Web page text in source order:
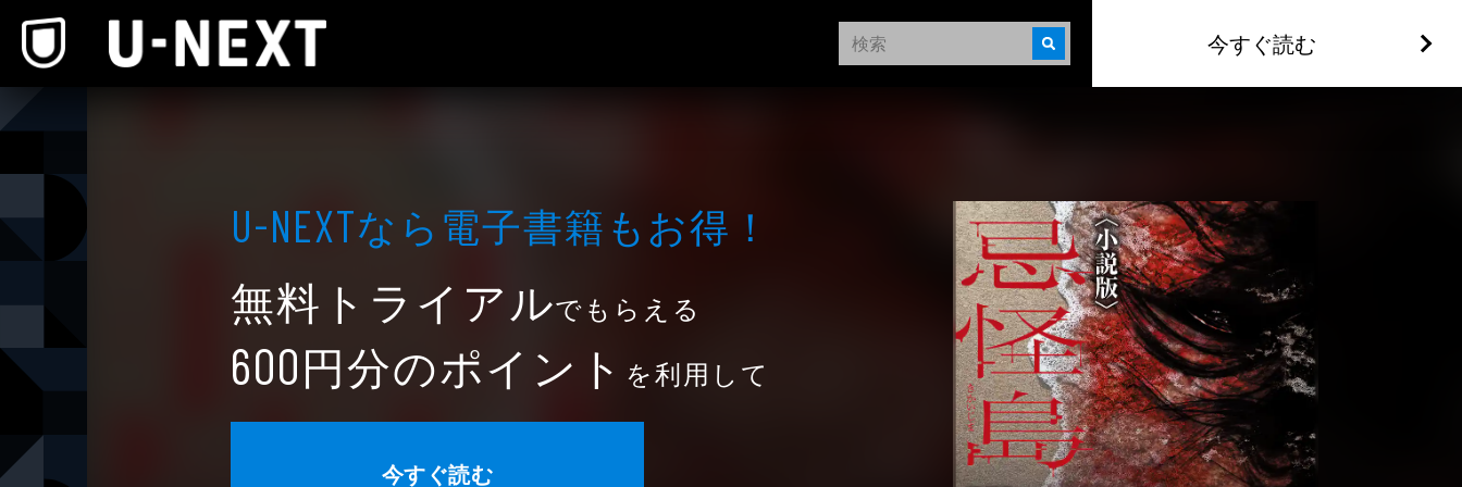
今すぐ読む
U-NEXTなら電⼦書籍もお得！
無料トライアルでもらえる
600円分のポイント を利用して
今すぐ読む